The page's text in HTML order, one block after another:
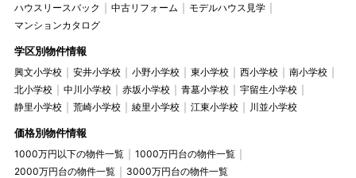
ハウスリースバック 中古リフォーム
モデルハウス見学
マンションカタログ
学区別物件情報
興文小学校 安井小学校 小野小学校 東小学校 西小学校
南小学校
北小学校
中川小学校 赤坂小学校 青墓小学校
宇留生小学校
静里小学校
荒崎小学校 綾里小学校 江東小学校 川並小学校
価格別物件情報
1000万円以下の物件一覧
1000万円台の物件一覧
2000万円台の物件一覧
3000万円台の物件一覧